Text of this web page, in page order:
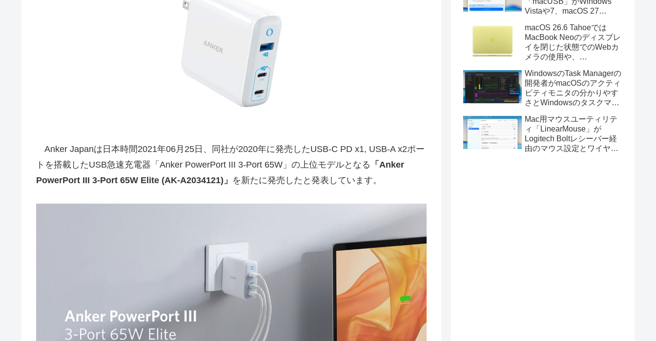
Anker Japanは日本時間2021年06月25日、同社が2020年に発売したUSB-C PD x1, USB-A x2ポー
トを搭載したUSB急速充電器「Anker PowerPort III 3-Port 65W」の上位モデルとなる 「Anker
PowerPort III 3-Port 65W Elite (AK-A2034121)」 を新たに発売したと発表しています。
Vistaや7、macOS 27
トーラの作成に対応。
macOS 26.6 Tahoeでは
MacBook Neoのディスプレ
イを閉じた状態でのWebカ
メラの使用や、
利用しMacBook Neoを復元
する際の安定性が向上。
WindowsのTask Managerの
開発者がmacOSのアクティ
ビティモニタの分かりやす
さとWindowsのタスクマネ
Mac用システムモニタアプ
リ「Task Manager TMOG」
のBeta版を公開。
Mac用マウスユーティリテ
ィ「LinearMouse」が
Logitech Boltレシーバー経
由のマウス設定とワイヤレ